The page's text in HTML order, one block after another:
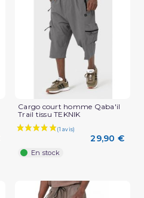
Cargo court homme Qaba'il
Trail tissu TEKNIK
29,90 €
En stock